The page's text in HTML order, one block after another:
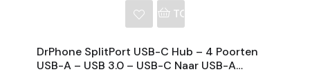
TOEVOEGEN AAN
DrPhone SplitPort USB-C Hub – 4 Poorten
USB-A – USB 3.0 – USB-C Naar USB-A